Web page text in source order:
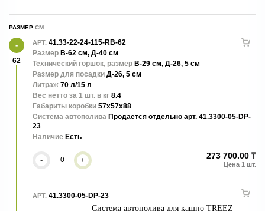
Terra – фактура дикой природы. Растения в этих моделях будут
смотреться естественно и эффектно.
РАЗМЕР
62
АРТ. 41.33-22-24-115-RB-62
Размер В-62 см, Д-40 см
Технический горшок, размер В-29 см, Д-26, 5 см
Размер для посадки Д-26, 5 см
Литраж 70 л/15 л
Вес нетто за 1 шт. в кг 8.4
Габариты коробки 57x57x88
Система автополива Продаётся отдельно арт. 41.3300-05-DP-
23
Наличие Есть
- + 273 700.00 ₸
АРТ. 41.3300-05-DP-23
Система автополива для кашпо TREEZ